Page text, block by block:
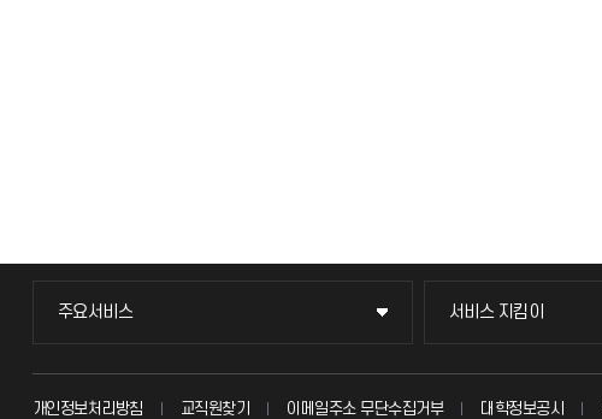
주요서비스
주요서비스
교무회의방송
서비스 지킴이
서비스 지킴이
묻고 답하기
개인정보처리방침 교직원찾기 이메일주소 무단수집거부 대학정보공시